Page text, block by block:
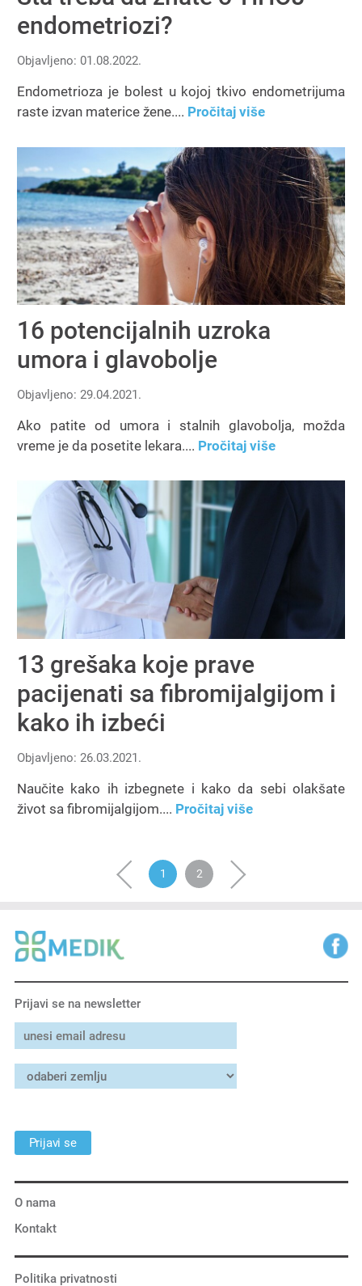
endometriozi?
Objavljeno: 01.08.2022.
Endometrioza je bolest u kojoj tkivo endometrijuma
raste izvan materice žene.... Pročitaj više
16 potencijalnih uzroka
umora i glavobolje
Objavljeno: 29.04.2021.
Ako patite od umora i stalnih glavobolja, možda
vreme je da posetite lekara.... Pročitaj više
13 grešaka koje prave
pacijenati sa fibromijalgijom i
kako ih izbeći
Objavljeno: 26.03.2021.
Naučite kako ih izbegnete i kako da sebi olakšate
život sa fibromijalgijom.... Pročitaj više
1 2
O nama
Kontakt
Politika privatnosti
Prijavi se na newsletter
Prijavi se